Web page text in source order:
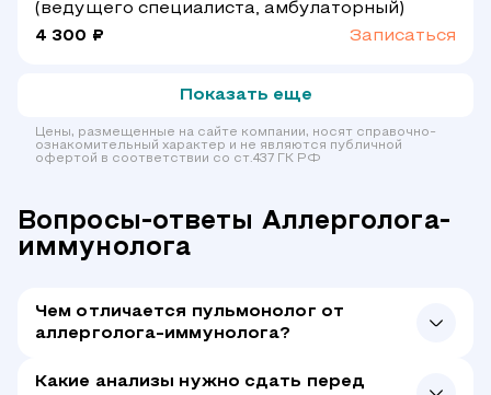
(ведущего специалиста, амбулаторный)
4 300 ₽
Записаться
Показать еще
Цены, размещенные на сайте компании, носят справочно-
ознакомительный характер и не являются публичной
офертой в соответствии со ст.437 ГК РФ
Вопросы-ответы Аллерголога-
иммунолога
Чем отличается пульмонолог от
аллерголога-иммунолога?
Какие анализы нужно сдать перед